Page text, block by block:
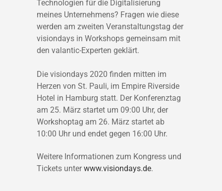
Technologien für die Digitalisierung
meines Unternehmens? Fragen wie diese
werden am zweiten Veranstaltungstag der
visiondays in Workshops gemeinsam mit
den valantic-Experten geklärt.
Die visiondays 2020 finden mitten im
Herzen von St. Pauli, im Empire Riverside
Hotel in Hamburg statt. Der Konferenztag
am 25. März startet um 09:00 Uhr, der
Workshoptag am 26. März startet ab
10:00 Uhr und endet gegen 16:00 Uhr.
Weitere Informationen zum Kongress und
Tickets unterwww.visiondays.de.